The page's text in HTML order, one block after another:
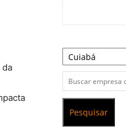
da
Pesquisar